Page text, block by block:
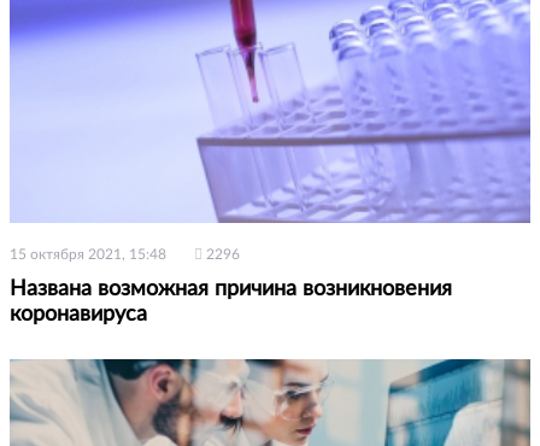
15 октября 2021, 15:48 2296
Названа возможная причина возникновения
коронавируса